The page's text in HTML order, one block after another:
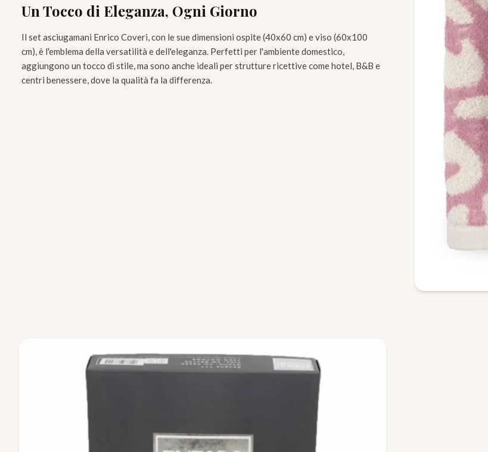
Un Tocco di Eleganza, Ogni Giorno
Il set asciugamani Enrico Coveri, con le sue dimensioni ospite (40x60 cm) e viso (60x100
cm), è l'emblema della versatilità e dell'eleganza. Perfetti per l'ambiente domestico,
aggiungono un tocco di stile, ma sono anche ideali per strutture ricettive come hotel, B&B e
centri benessere, dove la qualità fa la differenza.